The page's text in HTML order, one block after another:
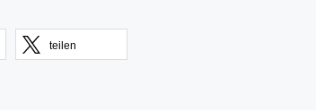
teilen